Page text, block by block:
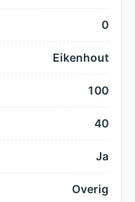
0
Eikenhout
100
40
Ja
Overig